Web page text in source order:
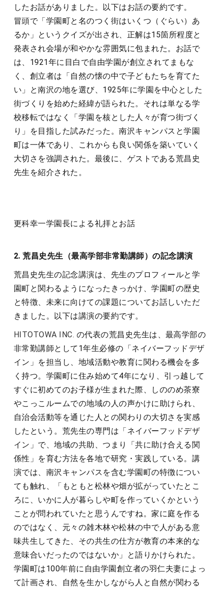
したお話がありました。以下はお話の要約です。
冒頭で「学園町と名のつく街はいくつ（ぐらい）あ
るか」というクイズが出され、正解は15箇所程度と
発表され会場が和やかな雰囲気に包まれた。お話で
は、1921年に目白で自由学園が創立されてまもな
く、創立者は「自然の懐の中で子どもたちを育てた
い」と南沢の地を選び、1925年に学園を中心とした
街づくりを始めた経緯が語られた。それは単なる学
校移転ではなく「学園を核とした人々が育つ街づく
り」を目指した試みだった。南沢キャンパスと学園
町は一体であり、これからも良い関係を築いていく
大切さを強調された。最後に、ゲストである荒昌史
先生を紹介された。
更科幸一学園長による礼拝とお話
2. 荒昌史先生（最高学部非常勤講師）の記念講演
荒昌史先生の記念講演は、先生のプロフィールと学
園町と関わるようになったきっかけ、学園町の歴史
と特徴、未来に向けての課題についてお話しいただ
きました。以下は講演の要約です。
HITOTOWA INC. の代表の荒昌史先生は、最高学部の
非常勤講師として1年生必修の「ネイバーフッドデザ
イン」を担当し、地域活動や教育に関わる機会を多
く持つ。学園町に住み始めて4年になり、引っ越して
すぐに初めてのお子様が生まれた際、しののめ茶寮
やこっこルームでの地域の人の声かけに助けられ、
自治会活動等を通じた人との関わりの大切さを実感
したという。荒先生の専門は「ネイバーフッドデザ
イン」で、地域の共助、つまり「共に助け合える関
係性」を育む方法を各地で研究・実践している。講
演では、南沢キャンパスを含む学園町の特徴につい
ても触れ、「もともと松林や畑が拡がっていたとこ
ろに、いかに人が暮らしや町を作っていくかという
ことが問われていたと思うんですね。家に庭を作る
のではなく、元々の雑木林や松林の中で人がある意
味共生してきた、その共生の仕方が教育の本来的な
意味合いだったのではないか」と語りかけられた。
学園町は100年前に自由学園創立者の羽仁夫妻によっ
て計画され、自然を生かしながら人と自然が関わる